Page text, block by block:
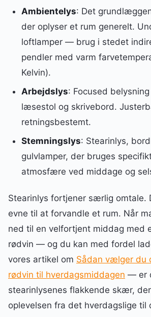
Ambientelys: Det
der oplyser et rum generelt.
loftlamper — brug i stedet
pendler med varm
Kelvin).
Arbejdslys: Focused
læsestol og skrivebord.
retningsbestemt.
Stemningslys: Stearinlys,
gulvlamper, der bruges
atmosfære ved middage og
Stearinlys fortjener særlig omtale.
evne til at forvandle et rum. Når
ned til en velfortjent middag med
rødvin — og du kan med fordel
vores artikel om Sådan vælger du
rødvin til hverdagsmiddagen — er
stearinlysenes flakkende skær,
oplevelsen fra det hverdagslige til